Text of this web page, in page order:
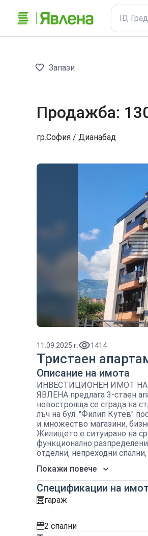
ID,
Запази
Продажба:
гр.София / Дианабад
11.09.2025 г. 1414
Тристаен
Описание на имота
ИНВЕСТИЦИОНЕН ИМОТ НА
ЯВЛЕНА предлага 3-стаен
новострояща се сграда на
лъч на бул. "Филип Кутев"
и множество магазини,
Жилището е ситуирано на
функционално
отделни, непреходни спални,
Покажи повече
Спецификации на
garajгараж
spalnia2 спални